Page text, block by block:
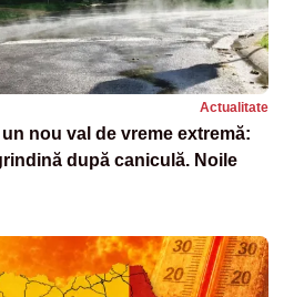
Actualitate
nou val de vreme extremă:
după caniculă. Noile